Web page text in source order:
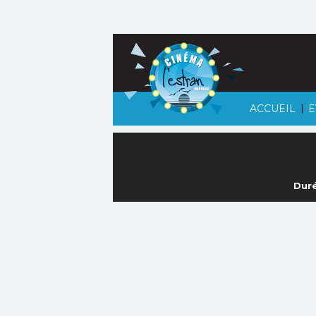
ACCUEIL |